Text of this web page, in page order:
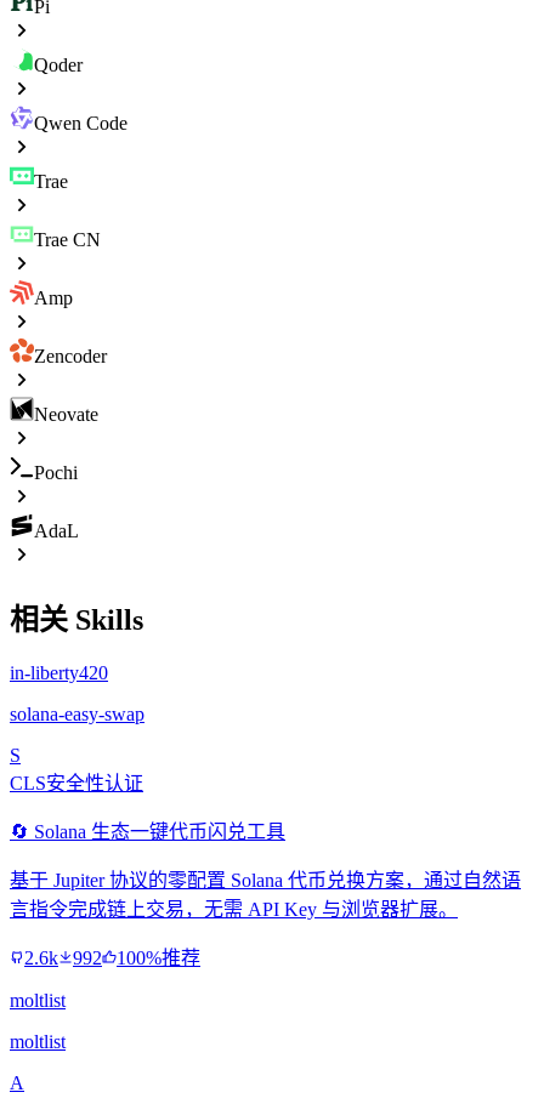
Pi
Qoder
Qwen Code
Trae
Trae CN
Amp
Zencoder
Neovate
Pochi
AdaL
相关 Skills
in-liberty420
solana-easy-swap
S
CLS安全性认证
🔄 Solana 生态一键代币闪兑工具
基于 Jupiter 协议的零配置 Solana 代币兑换方案，通过自然语
言指令完成链上交易，无需 API Key 与浏览器扩展。
2.6k 992 100%推荐
moltlist
moltlist
A